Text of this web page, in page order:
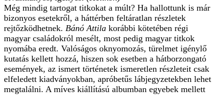
Még mindig tartogat titkokat a múlt? Ha hallottunk is már
bizonyos esetekről, a háttérben feltáratlan részletek
rejtőzködhetnek. Bánó Attila korábbi kötetében régi
magyar családokról mesélt, most pedig magyar titkok
nyomába eredt. Valóságos oknyomozás, türelmet igénylő
kutatás kellett hozzá, hiszen sok esetben a hátborzongató
események, az ismert történetek ismeretlen részleteit csak
elfeledett kiadványokban, apróbetűs lábjegyzetekben lehet
megtalálni. A míves kiállítású albumban egyebek mellett